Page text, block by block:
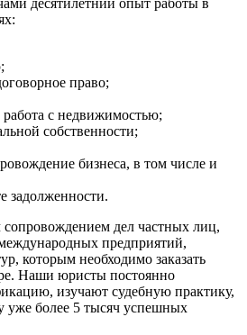
право;
работа с недвижимостью;
собственности;
бизнеса, в том числе и
задолженности.
дел частных лиц,
предприятий,
которым необходимо заказать
Наши юристы постоянно
изучают судебную практику,
уже более 5 тысяч успешных